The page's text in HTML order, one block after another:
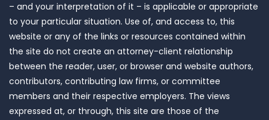
– and your interpretation of it – is applicable or appropriate
to your particular situation. Use of, and access to, this
website or any of the links or resources contained within
the site do not create an attorney-client relationship
between the reader, user, or browser and website authors,
contributors, contributing law firms, or committee
members and their respective employers. The views
expressed at, or through, this site are those of the